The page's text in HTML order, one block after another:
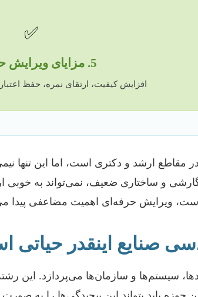
✅
5. مزایای ویرایش حرفه‌ای
افزایش کیفیت، ارتقای نمره، حفظ
مقاطع ارشد و دکتری است، اما این
نگارشی و ساختاری ضعیف، نمی‌تواند به
است، ویرایش حرفه‌ای اهمیت مضاعفی پیدا
صنایع اینقدر حیاتی
سیستم‌ها و سازمان‌ها می‌پردازد. این